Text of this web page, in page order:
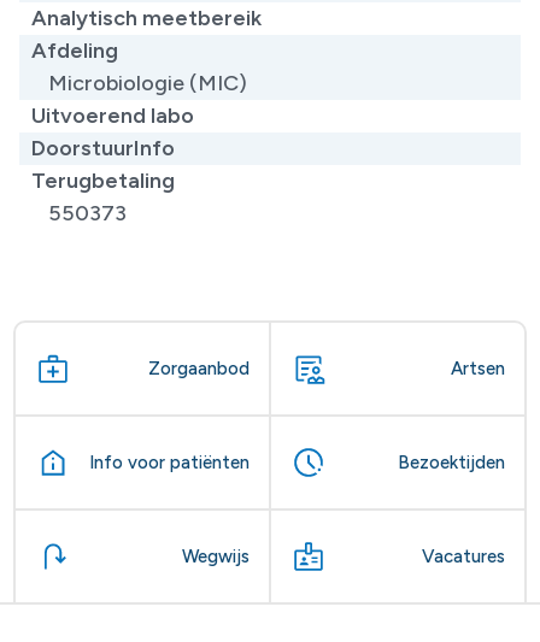
Analytisch meetbereik
Afdeling
Microbiologie (MIC)
Uitvoerend labo
DoorstuurInfo
Terugbetaling
550373
Zorgaanbod Artsen
Info voor patiënten Bezoektijden
Wegwijs Vacatures